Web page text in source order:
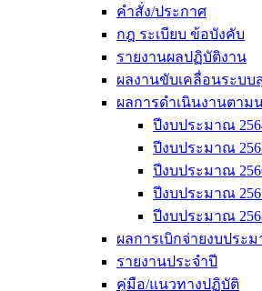
คำสั่ง/ประกาศ
กฎ ระเบียบ ข้อบังคับ
รายงานผลปฏิบัติงาน
ผลงานขับเคลื่อนระบบ
ผลการดำเนินงานตาม
ปีงบประมาณ
ปีงบประมาณ
ปีงบประมาณ
ปีงบประมาณ
ปีงบประมาณ
ผลการเบิกจ่ายงบประ
รายงานประจำปี
คู่มือ/แนวทางปฏิบัติ